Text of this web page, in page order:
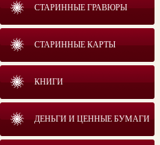
СТАРИННЫЕ ГРАВЮРЫ
СТАРИННЫЕ КАРТЫ
КНИГИ
ДЕНЬГИ И ЦЕННЫЕ БУМАГИ